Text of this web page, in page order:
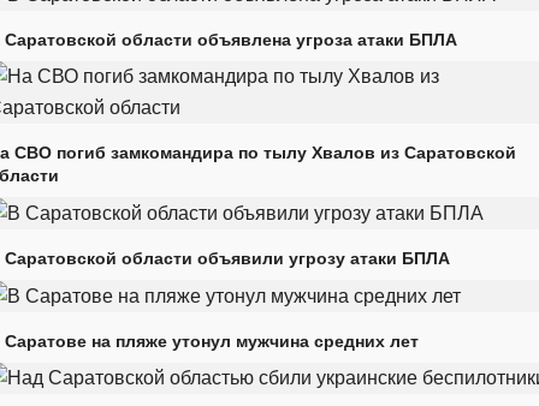
Саратовской области объявлена угроза атаки БПЛА
СВО погиб замкомандира по тылу Хвалов из Саратовской
Саратовской области объявили угрозу атаки БПЛА
Саратове на пляже утонул мужчина средних лет